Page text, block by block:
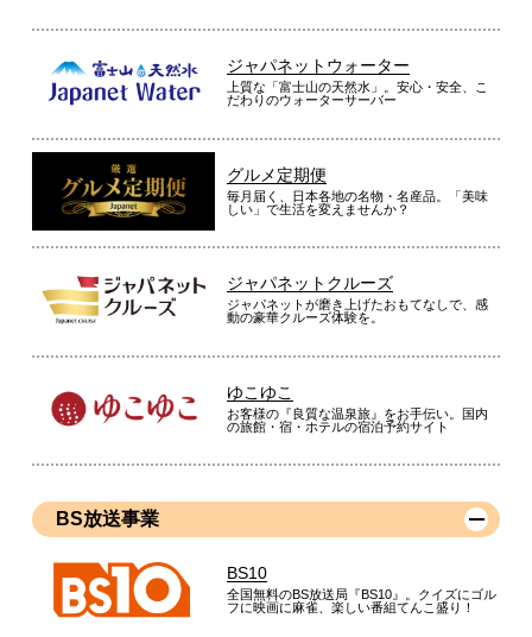
ジャパネットウォーター
上質な「富士山の天然水」。安心・安全、こ
だわりのウォーターサーバー
グルメ定期便
毎月届く、日本各地の名物・名産品。「美味
しい」で生活を変えませんか？
ジャパネットクルーズ
ジャパネットが磨き上げたおもてなしで、感
動の豪華クルーズ体験を。
ゆこゆこ
お客様の『良質な温泉旅』をお手伝い。国内
の旅館・宿・ホテルの宿泊予約サイト
BS放送事業
BS10
全国無料のBS放送局『BS10』。クイズにゴル
フに映画に麻雀、楽しい番組てんこ盛り！